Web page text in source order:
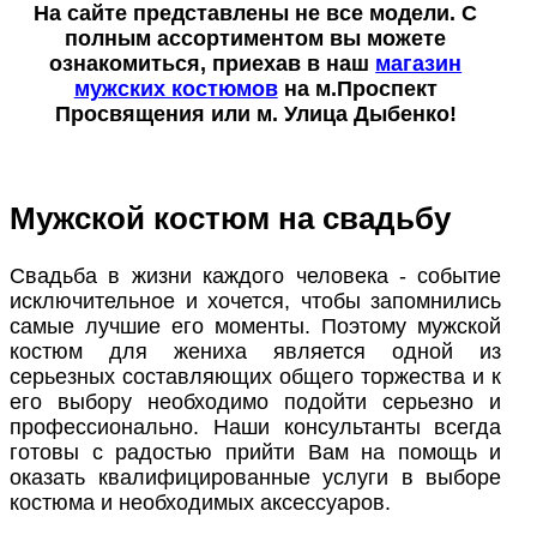
На сайте представлены не все модели. С
полным ассортиментом вы можете
ознакомиться, приехав в наш магазин
мужских костюмовна м.Проспект
Просвящения или м. Улица Дыбенко!
Мужской костюм на свадьбу
Свадьба в жизни каждого человека - событие
исключительное и хочется, чтобы запомнились
самые лучшие его моменты. Поэтому мужской
костюм для жениха является одной из
серьезных составляющих общего торжества и к
его выбору необходимо подойти серьезно и
профессионально. Наши консультанты всегда
готовы с радостью прийти Вам на помощь и
оказать квалифицированные услуги в выборе
костюма и необходимых аксессуаров.